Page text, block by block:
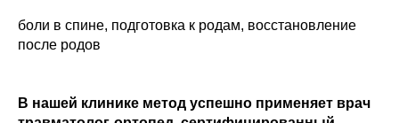
боли в спине, подготовка к родам, восстановление
после родов
В нашей клинике метод успешно применяет врач